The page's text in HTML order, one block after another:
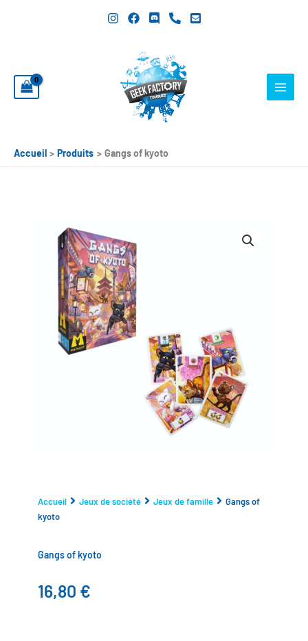
Accueil Produits Gangs of kyoto
Accueil Jeux de société Jeux de famille
Gangs of
kyoto
Gangs of kyoto
16,80 €